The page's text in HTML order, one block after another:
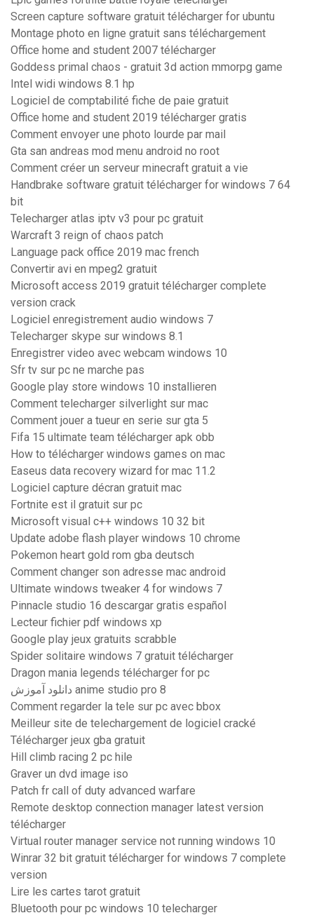
Screen capture software gratuit télécharger for ubuntu
Montage photo en ligne gratuit sans téléchargement
Office home and student 2007 télécharger
Goddess primal chaos - gratuit 3d action mmorpg game
Intel widi windows 8.1 hp
Logiciel de comptabilité fiche de paie gratuit
Office home and student 2019 télécharger gratis
Comment envoyer une photo lourde par mail
Gta san andreas mod menu android no root
Comment créer un serveur minecraft gratuit a vie
Handbrake software gratuit télécharger for windows 7 64
bit
Telecharger atlas iptv v3 pour pc gratuit
Warcraft 3 reign of chaos patch
Language pack office 2019 mac french
Convertir avi en mpeg2 gratuit
Microsoft access 2019 gratuit télécharger complete
version crack
Logiciel enregistrement audio windows 7
Telecharger skype sur windows 8.1
Enregistrer video avec webcam windows 10
Sfr tv sur pc ne marche pas
Google play store windows 10 installieren
Comment telecharger silverlight sur mac
Comment jouer a tueur en serie sur gta 5
Fifa 15 ultimate team télécharger apk obb
How to télécharger windows games on mac
Easeus data recovery wizard for mac 11.2
Logiciel capture décran gratuit mac
Fortnite est il gratuit sur pc
Microsoft visual c++ windows 10 32 bit
Update adobe flash player windows 10 chrome
Pokemon heart gold rom gba deutsch
Comment changer son adresse mac android
Ultimate windows tweaker 4 for windows 7
Pinnacle studio 16 descargar gratis español
Lecteur fichier pdf windows xp
Google play jeux gratuits scrabble
Spider solitaire windows 7 gratuit télécharger
Dragon mania legends télécharger for pc
دانلود آموزش anime studio pro 8
Comment regarder la tele sur pc avec bbox
Meilleur site de telechargement de logiciel cracké
Télécharger jeux gba gratuit
Hill climb racing 2 pc hile
Graver un dvd image iso
Patch fr call of duty advanced warfare
Remote desktop connection manager latest version
télécharger
Virtual router manager service not running windows 10
Winrar 32 bit gratuit télécharger for windows 7 complete
version
Lire les cartes tarot gratuit
Bluetooth pour pc windows 10 telecharger